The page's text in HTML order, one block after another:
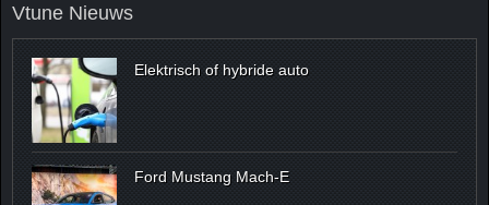
Vtune Nieuws
Elektrisch of hybride auto
Ford Mustang Mach-E